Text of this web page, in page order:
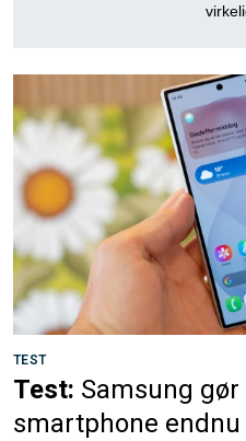
TEST
Test: Samsung
smartphone